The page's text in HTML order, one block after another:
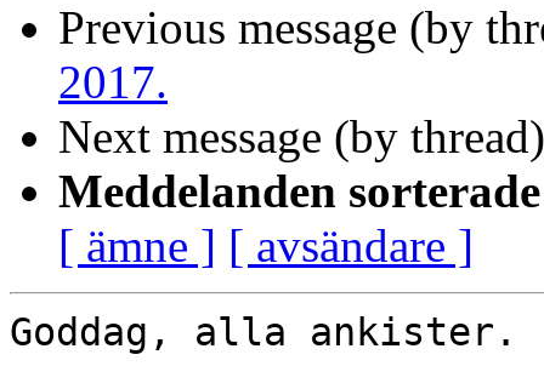
Previous message (by
2017.
Next message (by
Meddelanden
[ ämne ] [ avsändare ]
Goddag, alla ankister.